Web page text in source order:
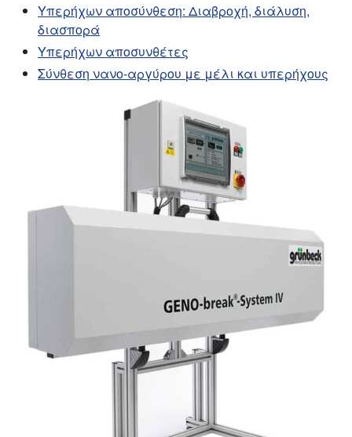
Υπερήχων αποσύνθεση: Διαβροχή, διάλυση,
διασπορά
Υπερήχων αποσυνθέτες
Σύνθεση νανο-αργύρου με μέλι και υπερήχους